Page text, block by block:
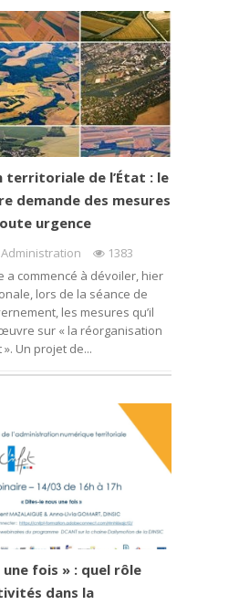
territoriale de l’État : le
demande des mesures
urgence
Administration
1383
a commencé à dévoiler, hier
lors de la séance de
les mesures qu’il
sur « la réorganisation
Un projet de...
fois » : quel rôle
dans la